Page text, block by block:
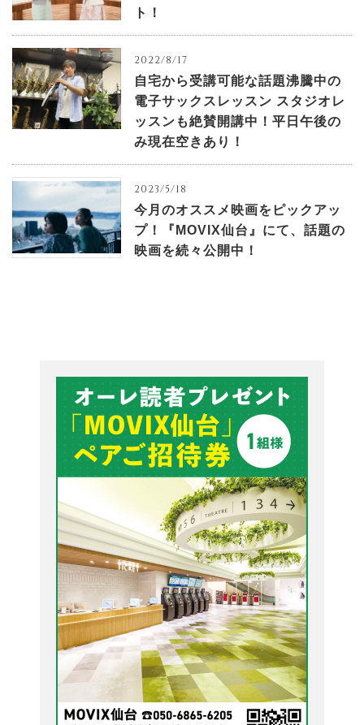
ト！
2022/8/17
自宅から受講可能な話題沸騰中の
電子サックスレッスン スタジオレ
ッスンも絶賛開講中！平日午後の
み現在空きあり！
2023/5/18
今月のオススメ映画をピックアッ
プ！『MOVIX仙台』にて、話題の
映画を続々公開中！